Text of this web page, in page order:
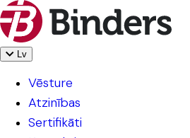
Lv
Vēsture
Atzinības
Sertifikāti